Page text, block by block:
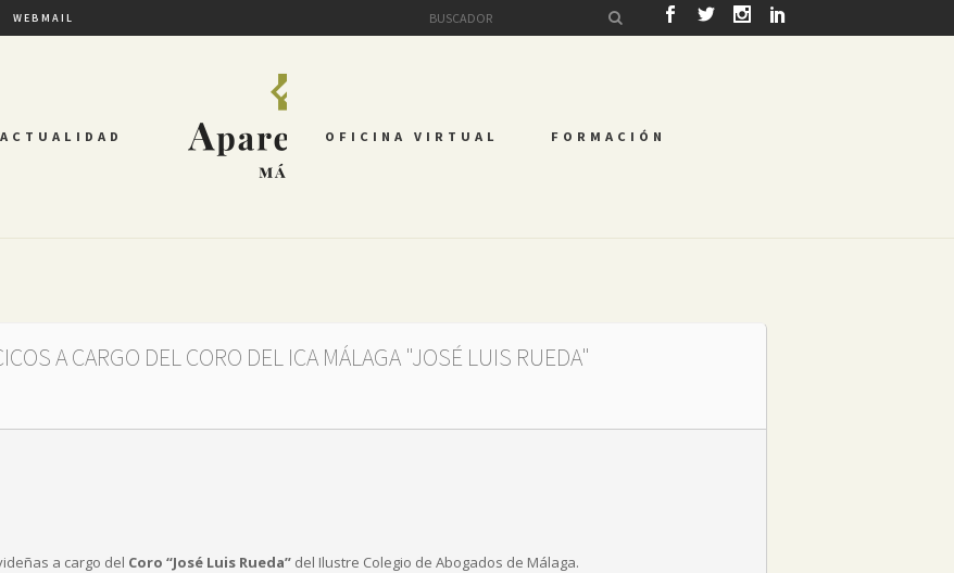
WEBMAIL
ACTUALIDAD OFICINA VIRTUAL FORMACIÓN
A CARGO DEL CORO DEL ICA MÁLAGA "JOSÉ LUIS RUEDA"
a cargo del Coro “José Luis Rueda” del Ilustre Colegio de Abogados de Málaga.